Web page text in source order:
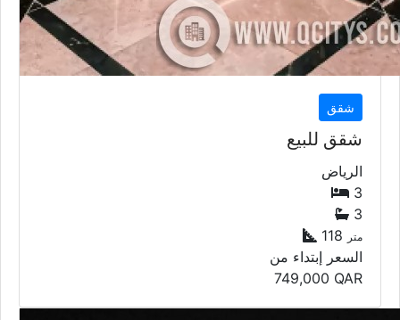
شقق
شقق للبيع
الرياض
3
3
118 متر
السعر إبتداء من
749,000 QAR